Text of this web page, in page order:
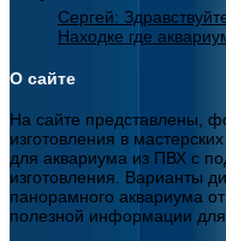
Сергей:
Находке где
О сайте
На сайте представлены,
изготовления в
для аквариума из ПВХ с
изготовления. Варианты
панорамного аквариума
полезной информации для